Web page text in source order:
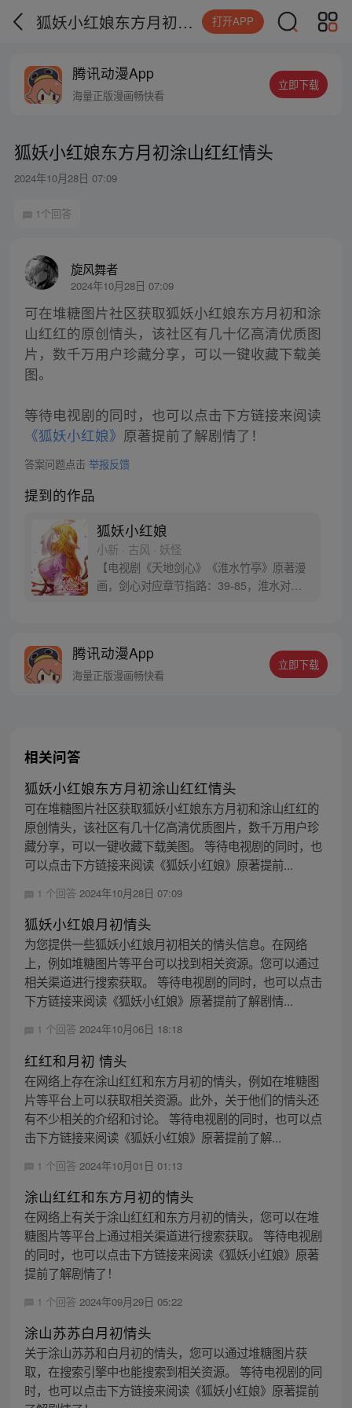
狐妖小红娘东方月初涂山红红情头 打开APP
腾讯动漫App
海量正版漫画畅快看
立即下载
狐妖小红娘东方月初涂山红红情头
2024年10月28日 07:09
1个回答
旋风舞者
2024年10月28日 07:09
可在堆糖图片社区获取狐妖小红娘东方月初和涂
山红红的原创情头，该社区有几十亿高清优质图
片，数千万用户珍藏分享，可以一键收藏下载美
图。
等待电视剧的同时，也可以点击下方链接来阅读
《狐妖小红娘》 原著提前了解剧情了！
答案问题点击 举报反馈
提到的作品
狐妖小红娘
小新 · 古风 · 妖怪
【电视剧《天地剑心》《淮水竹亭》原著漫
画，剑心对应章节指路：39-85，淮水对应
腾讯动漫App
海量正版漫画畅快看
立即下载
相关问答
狐妖小红娘东方月初涂山红红情头
可在堆糖图片社区获取狐妖小红娘东方月初和涂山红红的
原创情头，该社区有几十亿高清优质图片，数千万用户珍
藏分享，可以一键收藏下载美图。 等待电视剧的同时，也
可以点击下方链接来阅读《狐妖小红娘》原著提前...
1 个回答 2024年10月28日 07:09
狐妖小红娘月初情头
为您提供一些狐妖小红娘月初相关的情头信息。在网络
上，例如堆糖图片等平台可以找到相关资源。您可以通过
相关渠道进行搜索获取。 等待电视剧的同时，也可以点击
下方链接来阅读《狐妖小红娘》原著提前了解剧情...
1 个回答 2024年10月06日 18:18
红红和月初 情头
在网络上存在涂山红红和东方月初的情头，例如在堆糖图
片等平台上可以获取相关资源。此外，关于他们的情头还
有不少相关的介绍和讨论。 等待电视剧的同时，也可以点
击下方链接来阅读《狐妖小红娘》原著提前了解...
1 个回答 2024年10月01日 01:13
涂山红红和东方月初的情头
在网络上有关于涂山红红和东方月初的情头，您可以在堆
糖图片等平台上通过相关渠道进行搜索获取。 等待电视剧
的同时，也可以点击下方链接来阅读《狐妖小红娘》原著
提前了解剧情了！
1 个回答 2024年09月29日 05:22
涂山苏苏白月初情头
关于涂山苏苏和白月初的情头，您可以通过堆糖图片获
取，在搜索引擎中也能搜索到相关资源。 等待电视剧的同
时，也可以点击下方链接来阅读《狐妖小红娘》原著提前